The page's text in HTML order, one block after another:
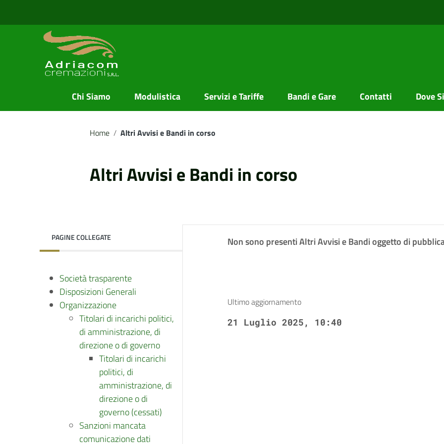
Vai al footer
Chi Siamo Modulistica Servizi e Tariffe Bandi e Gare Contatti Dove
Home / Altri Avvisi e Bandi in corso
Altri Avvisi e Bandi in corso
PAGINE COLLEGATE
Società trasparente
Disposizioni Generali
Organizzazione
Titolari di incarichi politici,
di amministrazione, di
direzione o di governo
Titolari di incarichi
politici, di
amministrazione, di
direzione o di
governo (cessati)
Sanzioni mancata
comunicazione dati
Non sono presenti Altri Avvisi e Bandi oggetto di
Ultimo aggiornamento
21 Luglio 2025, 10:40